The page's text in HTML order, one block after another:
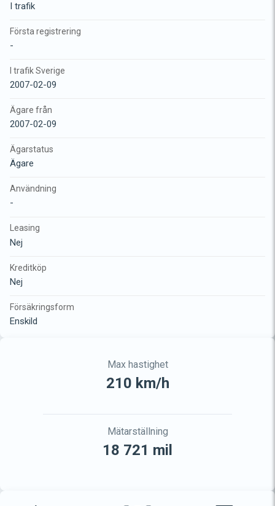
I trafik
Första registrering
-
I trafik Sverige
2007-02-09
Ägare från
2007-02-09
Ägarstatus
Ägare
Användning
-
Leasing
Nej
Kreditköp
Nej
Försäkringsform
Enskild
Max hastighet
210 km/h
Mätarställning
18 721 mil